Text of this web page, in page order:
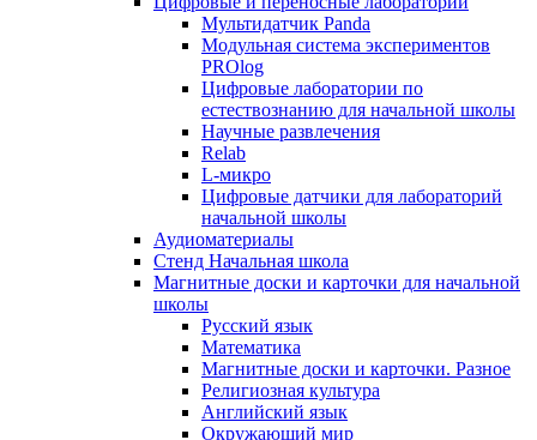
Мультидатчик Panda
Модульная система экспериментов
PROlog
Цифровые лаборатории по
естествознанию для начальной школы
Научные развлечения
Relab
L-микро
Цифровые датчики для лабораторий
начальной школы
Аудиоматериалы
Стенд Начальная школа
Магнитные доски и карточки для начальной
школы
Русский язык
Математика
Магнитные доски и карточки. Разное
Религиозная культура
Английский язык
Окружающий мир